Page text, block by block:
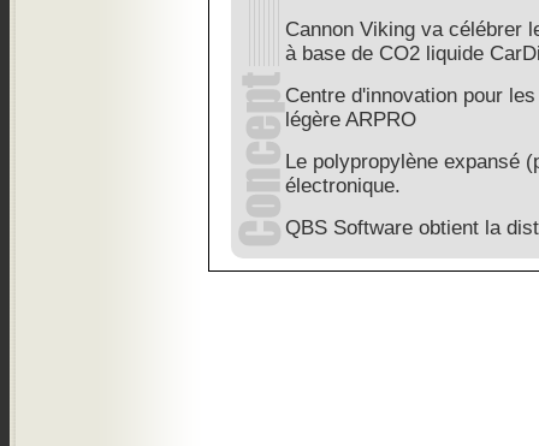
Cannon Viking va célébrer
à base de CO2 liquide
Centre d'innovation pour
légère ARPRO
Le polypropylène expansé
électronique.
QBS Software obtient la